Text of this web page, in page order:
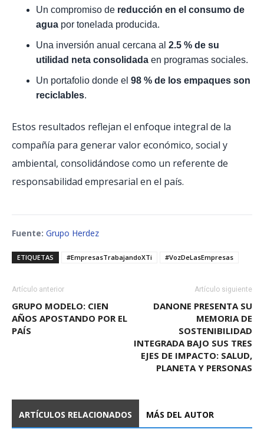
Un compromiso de reducción en el consumo de
agua por tonelada producida.
Una inversión anual cercana al 2.5 % de su
utilidad neta consolidada en programas sociales.
Un portafolio donde el 98 % de los empaques son
reciclables.
Estos resultados reflejan el enfoque integral de la
compañía para generar valor económico, social y
ambiental, consolidándose como un referente de
responsabilidad empresarial en el país.
Fuente: Grupo Herdez
ETIQUETAS #EmpresasTrabajandoXTi #VozDeLasEmpresas
Artículo anterior
GRUPO MODELO: CIEN
AÑOS APOSTANDO POR EL
PAÍS
Artículo siguiente
DANONE PRESENTA SU
MEMORIA DE
SOSTENIBILIDAD
INTEGRADA BAJO SUS TRES
EJES DE IMPACTO: SALUD,
PLANETA Y PERSONAS
ARTÍCULOS RELACIONADOS MÁS DEL AUTOR